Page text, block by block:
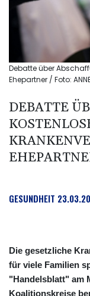
Debatte über
Ehepartner / Foto:
DEBATTE
GESUNDHEIT
Die gesetzliche
für viele Familien
"Handelsblatt" am
Koalitionskreise